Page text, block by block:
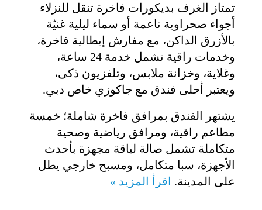
تمتاز الغرف بديكورات فاخرة تنقل للنزلاء
أجواء صحراوية ناعمة أو سماء ليلية غنيّة
بالأزرق الداكن، مع مفارش إيطالية فاخرة،
وخدمات راقية تشمل خدمة 24 ساعة،
وغلاية، وخزانة ملابس، وتلفزيون ذكى،
ويعتبر أحلى فندق مع جاكوزي خاص دبي.
يشتهر الفندق بمرافق فاخرة شاملة؛ خمسة
مطاعم راقية، ومرافق رياضية وصحية
متكاملة تشمل صالة لياقة مجهزة بأحدث
الأجهزة، سبا متكامل، ومسبح خارجي يطل
على المدينة.
اقرأ المزيد »